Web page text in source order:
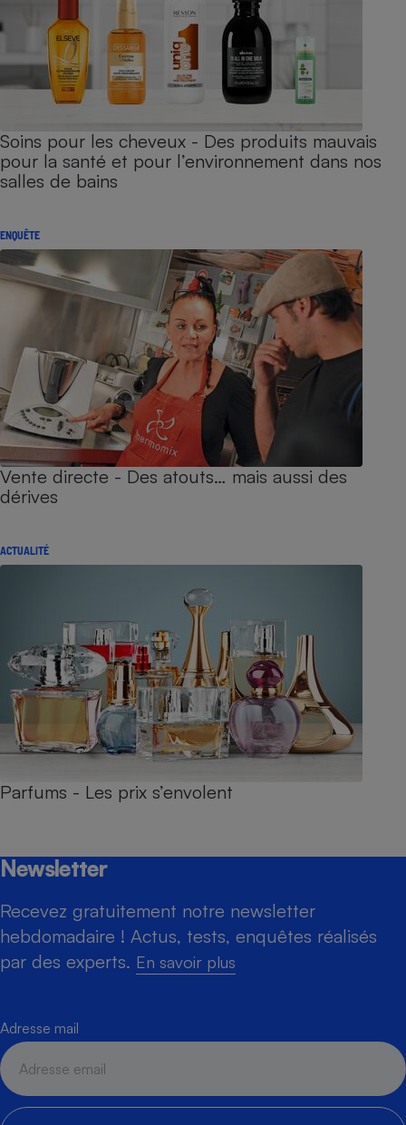
Soins pour les cheveux - Des produits mauvais
pour la santé et pour l’environnement dans nos
salles de bains
ENQUÊTE
Vente directe - Des atouts… mais aussi des
dérives
ACTUALITÉ
Parfums - Les prix s’envolent
Newsletter
Recevez gratuitement notre newsletter
hebdomadaire ! Actus, tests, enquêtes réalisés
par des experts. En savoir plus
Adresse mail